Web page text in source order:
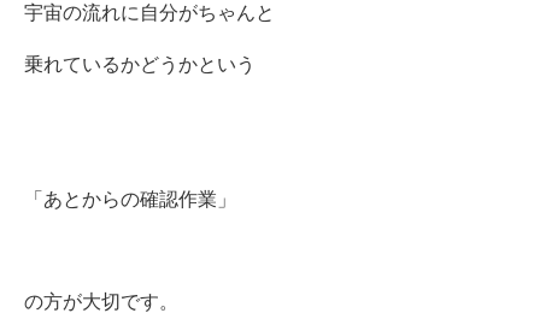
宇宙の流れに自分がちゃんと
乗れているかどうかという
「あとからの確認作業」
の方が大切です。